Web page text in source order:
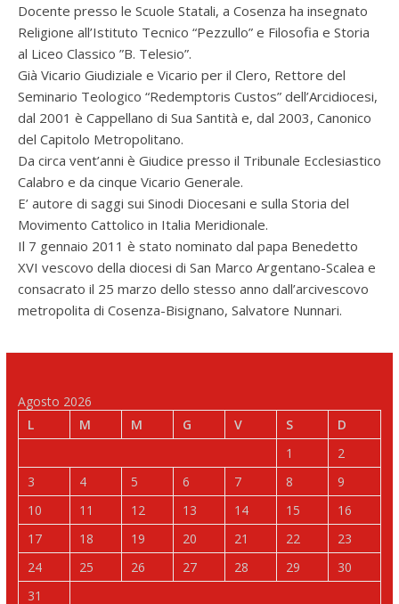
Docente presso le Scuole Statali, a Cosenza ha insegnato
Religione all’Istituto Tecnico “Pezzullo” e Filosofia e Storia
al Liceo Classico ”B. Telesio”.
Già Vicario Giudiziale e Vicario per il Clero, Rettore del
Seminario Teologico “Redemptoris Custos” dell’Arcidiocesi,
dal 2001 è Cappellano di Sua Santità e, dal 2003, Canonico
del Capitolo Metropolitano.
Da circa vent’anni è Giudice presso il Tribunale Ecclesiastico
Calabro e da cinque Vicario Generale.
E’ autore di saggi sui Sinodi Diocesani e sulla Storia del
Movimento Cattolico in Italia Meridionale.
Il 7 gennaio 2011 è stato nominato dal papa Benedetto
XVI vescovo della diocesi di San Marco Argentano-Scalea e
consacrato il 25 marzo dello stesso anno dall’arcivescovo
metropolita di Cosenza-Bisignano, Salvatore Nunnari.
Agosto 2026
L
M M G V S
D
1
2
3
4 5 6 7 8
9
10
11 12 13 14 15
16
17
18 19 20 21 22
23
24
25 26 27 28 29
30
31